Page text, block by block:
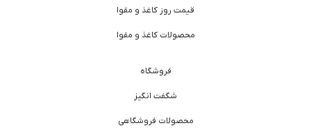
قیمت روز کاغذ و مقوا
محصولات کاغذ و مقوا
فروشگاه
شگفت انگیز
محصولات فروشگاهی